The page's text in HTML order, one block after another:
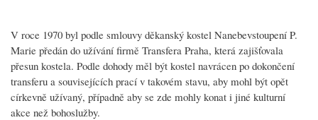
V roce 1970 byl podle smlouvy děkanský kostel Nanebevstoupení P.
Marie předán do užívání firmě Transfera Praha, která zajišťovala
přesun kostela. Podle dohody měl být kostel navrácen po dokončení
transferu a souvisejících prací v takovém stavu, aby mohl být opět
církevně užívaný, případně aby se zde mohly konat i jiné kulturní
akce než bohoslužby.